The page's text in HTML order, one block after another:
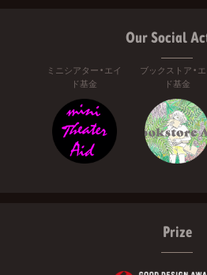
Our Social
ミニシアター・エイ
ド基金
ブックストア・
ド基金
Prize